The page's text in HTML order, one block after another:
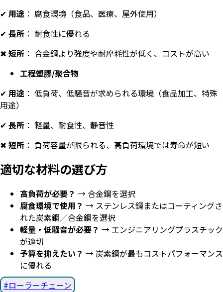
✔ 用途 ： 腐食環境（食品、医療、屋外使用）
✔ 長所 ： 耐食性に優れる
✖ 短所 ： 合金鋼より強度や耐摩耗性が低く、コストが高い
工程塑膠/聚合物
✔ 用途 ： 低負荷、低騒音が求められる環境（食品加工、特殊
用途）
✔ 長所 ： 軽量、耐食性、静音性
✖ 短所 ： 負荷容量が限られる、高負荷環境では寿命が短い
適切な材料の選び方
高負荷が必要？ → 合金鋼を選択
腐食環境で使用？ → ステンレス鋼またはコーティングさ
れた炭素鋼／合金鋼を選択
軽量・低騒音が必要？ → エンジニアリングプラスチック
が適切
予算を抑えたい？ → 炭素鋼が最もコストパフォーマンス
に優れる
ローラーチェーン